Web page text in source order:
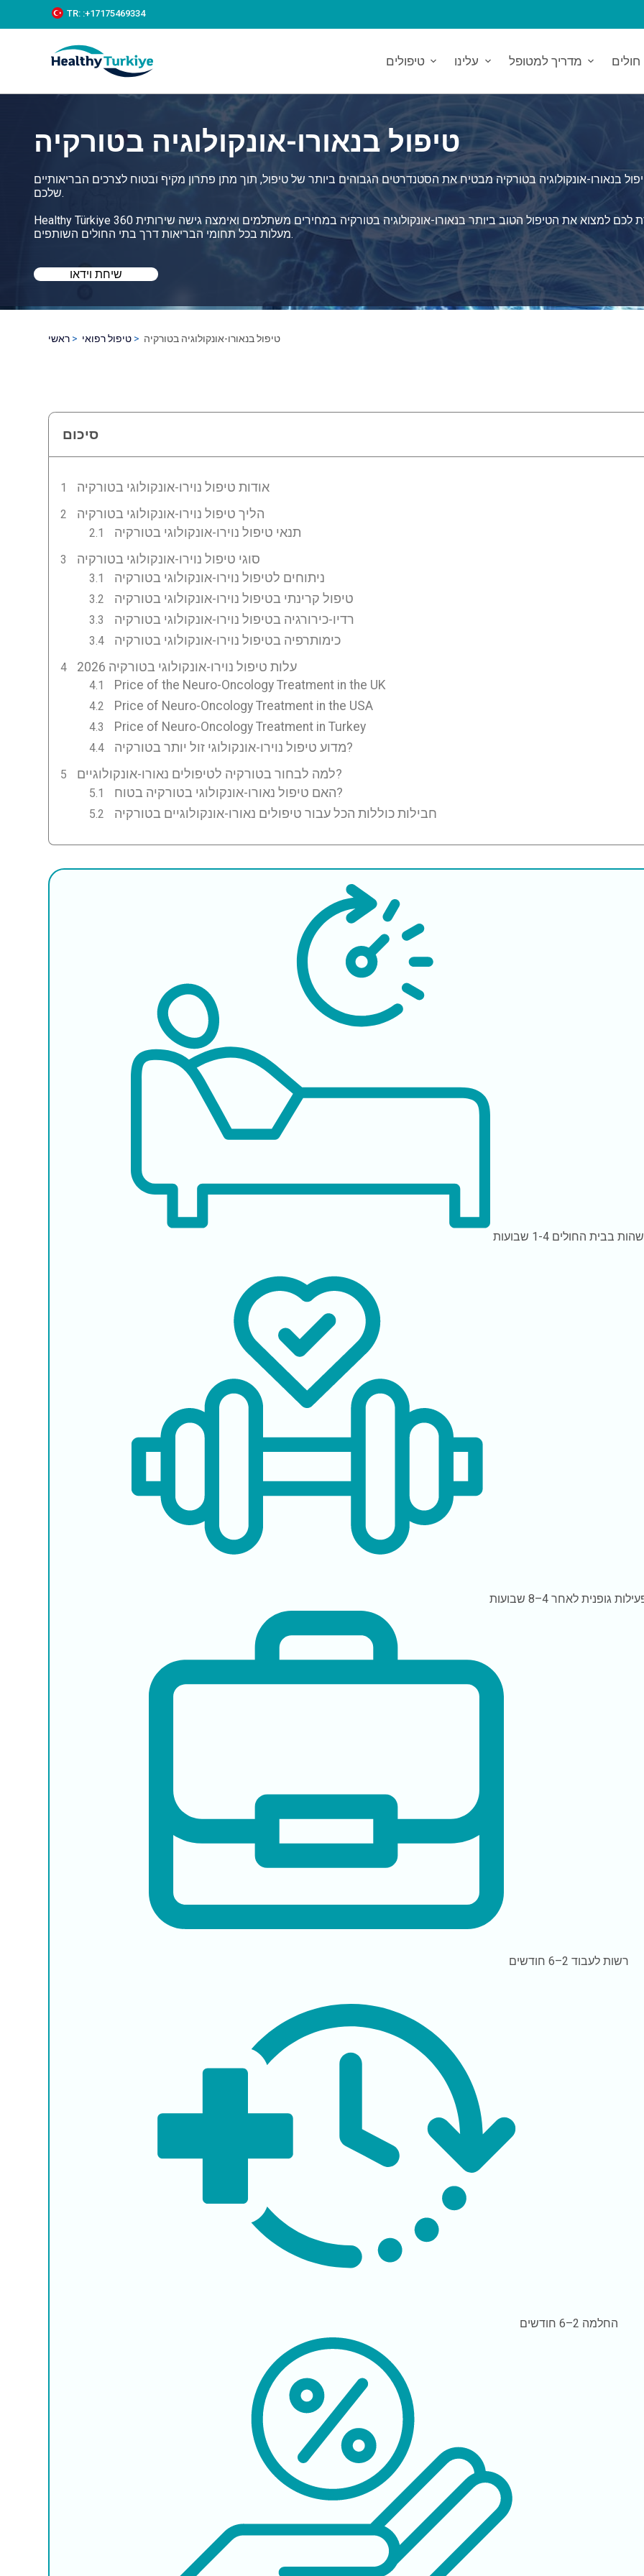
k
c
TR: :+‪17175469334‬
טיפולים עלינו מדריך למטופל
טיפול בנאורו-אונקולוגיה בטורקיה
בנאורו-אונקולוגיה בטורקיה מבטיח את הסטנדרטים הגבוהים ביותר של טיפול, תוך מתן פתרון מקיף ובטוח לצרכים הבריאותיים
שלכם.
Healthy Türkiye עוזרת לכם למצוא את הטיפול הטוב ביותר בנאורו-אונקולוגיה בטורקיה במחירים משתלמים ואימצה גישה שירותית 360
מעלות בכל תחומי הבריאות דרך בתי החולים השותפים.
שיחת וידאו
ראשי טיפול רפואי טיפול בנאורו-אונקולוגיה בטורקיה
סיכום
אודות טיפול נוירו-אונקולוגי בטורקיה
הליך טיפול נוירו-אונקולוגי בטורקיה
תנאי טיפול נוירו-אונקולוגי בטורקיה
סוגי טיפול נוירו-אונקולוגי בטורקיה
ניתוחים לטיפול נוירו-אונקולוגי בטורקיה
טיפול קרינתי בטיפול נוירו-אונקולוגי בטורקיה
רדיו-כירורגיה בטיפול נוירו-אונקולוגי בטורקיה
כימותרפיה בטיפול נוירו-אונקולוגי בטורקיה
עלות טיפול נוירו-אונקולוגי בטורקיה 2026
Price of the Neuro-Oncology Treatment in the UK
Price of Neuro-Oncology Treatment in the USA
Price of Neuro-Oncology Treatment in Turkey
מדוע טיפול נוירו-אונקולוגי זול יותר בטורקיה?
למה לבחור בטורקיה לטיפולים נאורו-אונקולוגיים?
האם טיפול נאורו-אונקולוגי בטורקיה בטוח?
חבילות כוללות הכל עבור טיפולים נאורו-אונקולוגיים בטורקיה
שהות בבית החולים 1-4 שבועות
גופנית לאחר 4–8 שבועות
רשות לעבוד 2–6 חודשים
החלמה 2–6 חודשים